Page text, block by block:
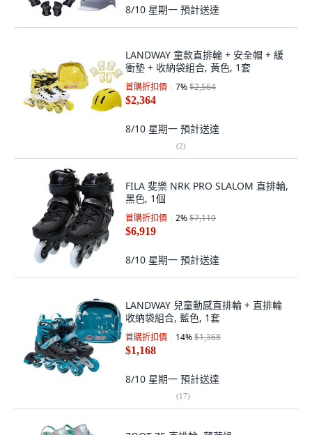
8/10 星期一 預計送達
LANDWAY 童款直排輪 + 安全帽 + 緩
衝墊 + 收納袋組合, 黃色, 1套
首購折扣價 7%$2,564
$2,364
8/10 星期一 預計送達
(2)
FILA 斐樂 NRK PRO SLALOM 直排輪,
黑色, 1個
首購折扣價 2%$7,119
$6,919
8/10 星期一 預計送達
LANDWAY 兒童動感直排輪 + 直排輪
收納袋組合, 藍色, 1套
首購折扣價 14%$1,368
$1,168
8/10 星期一 預計送達
(17)